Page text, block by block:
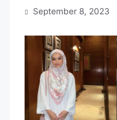
September 8, 2023